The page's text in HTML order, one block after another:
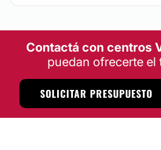
Contactá con centros
puedan ofrecerte el
SOLICITAR PRESUPUESTO